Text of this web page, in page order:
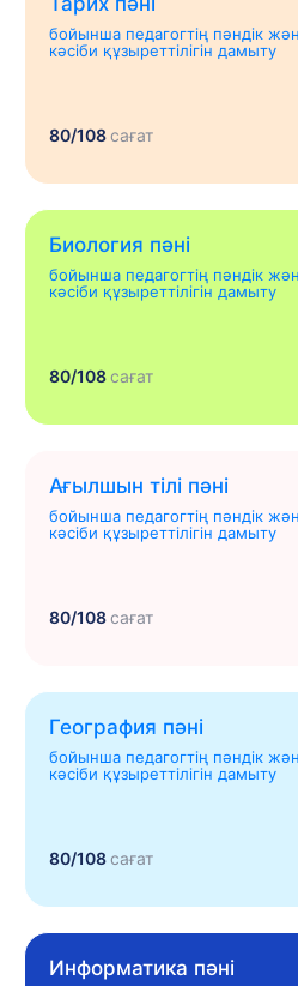
бойынша педагогтің пәндік
кәсіби құзыреттілігін дамыту
80/108сағат
Биология пәні
бойынша педагогтің пәндік
кәсіби құзыреттілігін дамыту
80/108сағат
Ағылшын тілі пәні
бойынша педагогтің пәндік
кәсіби құзыреттілігін дамыту
80/108сағат
География пәні
бойынша педагогтің пәндік
кәсіби құзыреттілігін дамыту
80/108сағат
Информатика пәні